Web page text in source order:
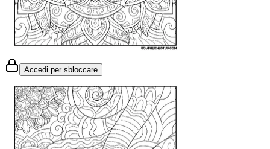
Accedi per sbloccare